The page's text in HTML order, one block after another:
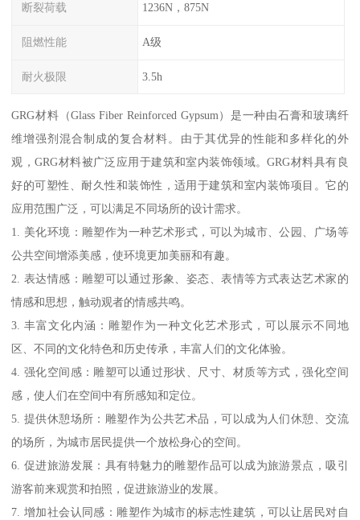
断裂荷载 1236N，875N
阻燃性能 A级
耐火极限 3.5h
GRG材料（Glass Fiber Reinforced Gypsum）是一种由石膏和玻璃纤
维增强剂混合制成的复合材料。由于其优异的性能和多样化的外
观，GRG材料被广泛应用于建筑和室内装饰领域。GRG材料具有良
好的可塑性、耐久性和装饰性，适用于建筑和室内装饰项目。它的
应用范围广泛，可以满足不同场所的设计需求。
1. 美化环境：雕塑作为一种艺术形式，可以为城市、公园、广场等
公共空间增添美感，使环境更加美丽和有趣。
2. 表达情感：雕塑可以通过形象、姿态、表情等方式表达艺术家的
情感和思想，触动观者的情感共鸣。
3. 丰富文化内涵：雕塑作为一种文化艺术形式，可以展示不同地
区、不同的文化特色和历史传承，丰富人们的文化体验。
4. 强化空间感：雕塑可以通过形状、尺寸、材质等方式，强化空间
感，使人们在空间中有所感知和定位。
5. 提供休憩场所：雕塑作为公共艺术品，可以成为人们休憩、交流
的场所，为城市居民提供一个放松身心的空间。
6. 促进旅游发展：具有特魅力的雕塑作品可以成为旅游景点，吸引
游客前来观赏和拍照，促进旅游业的发展。
7. 增加社会认同感：雕塑作为城市的标志性建筑，可以让居民对自